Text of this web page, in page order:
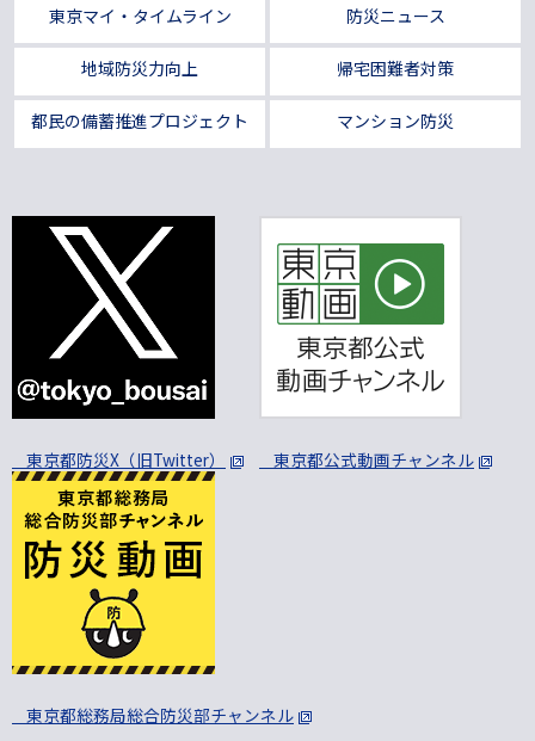
東京マイ・タイムライン 防災ニュース
地域防災力向上 帰宅困難者対策
都民の備蓄推進プロジェクト マンション防災
東京都防災X（旧Twitter） 東京都公式動画チャンネル
東京都総務局総合防災部チャンネル